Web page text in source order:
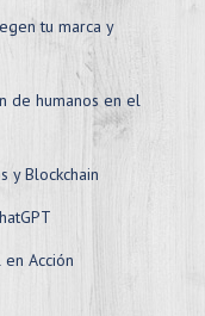
tu marca y
de humanos en el
y Blockchain
Acción